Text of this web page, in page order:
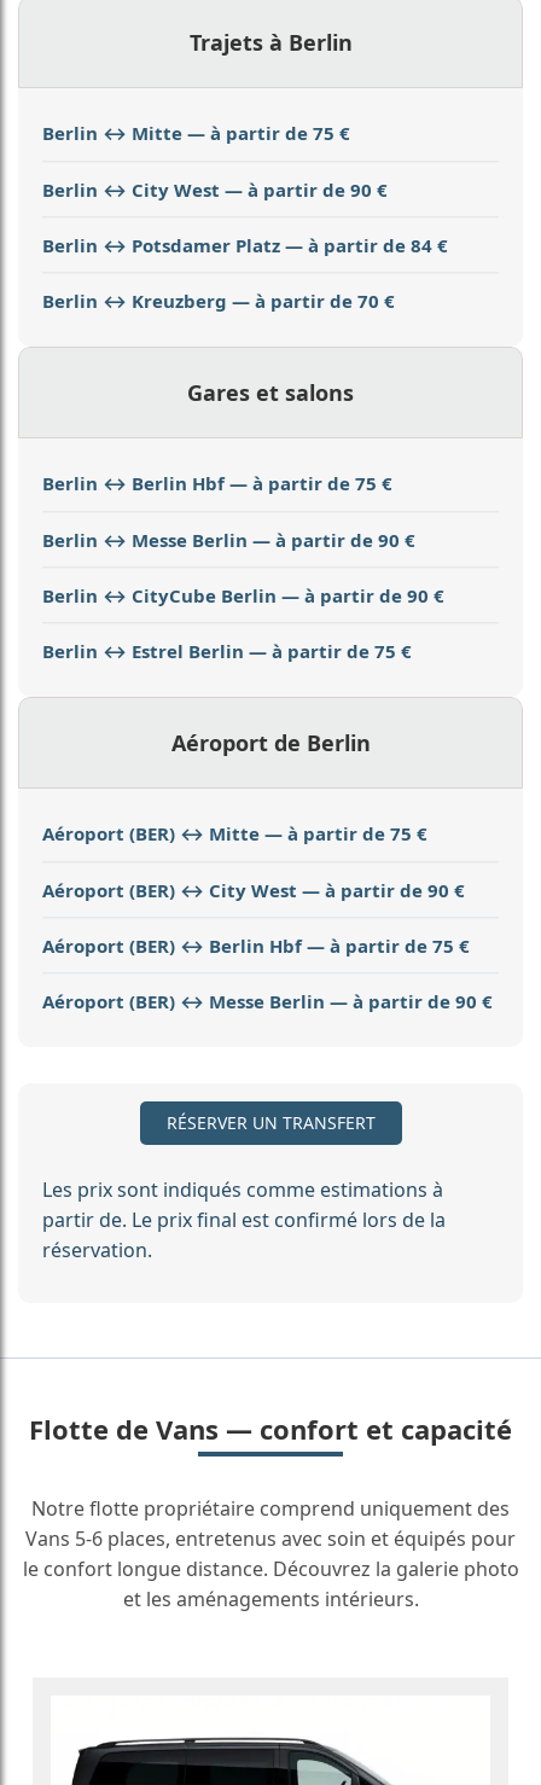
Trajets à Berlin
Berlin ↔ Mitte — à partir de 75 €
Berlin ↔ City West — à partir de 90 €
Berlin ↔ Potsdamer Platz — à partir de 84 €
Berlin ↔ Kreuzberg — à partir de 70 €
Gares et salons
Berlin ↔ Berlin Hbf — à partir de 75 €
Berlin ↔ Messe Berlin — à partir de 90 €
Berlin ↔ CityCube Berlin — à partir de 90 €
Berlin ↔ Estrel Berlin — à partir de 75 €
Aéroport de Berlin
Aéroport (BER) ↔ Mitte — à partir de 75 €
Aéroport (BER) ↔ City West — à partir de 90 €
Aéroport (BER) ↔ Berlin Hbf — à partir de 75 €
Aéroport (BER) ↔ Messe Berlin — à partir de 90 €
RÉSERVER UN TRANSFERT
Les prix sont indiqués comme estimations à
partir de. Le prix final est confirmé lors de la
réservation.
Flotte de Vans — confort et capacité
Notre flotte propriétaire comprend uniquement des
Vans 5-6 places, entretenus avec soin et équipés pour
le confort longue distance. Découvrez la galerie photo
et les aménagements intérieurs.